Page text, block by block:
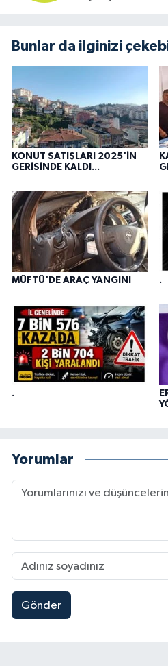
Bunlar da ilginizi
KONUT SATIŞLARI 2025'İN
GERİSİNDE KALDI...
MÜFTÜ'DE ARAÇ YANGINI .
.
Yorumlar
Gönder